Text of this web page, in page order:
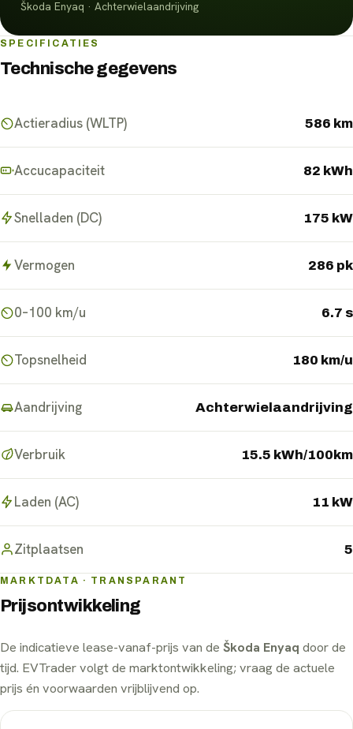
Škoda Enyaq · Achterwielaandrijving
SPECIFICATIES
Technische gegevens
Actieradius (WLTP) 586 km
Accucapaciteit 82 kWh
Snelladen (DC) 175 kW
Vermogen 286 pk
0–100 km/u 6.7 s
Topsnelheid 180 km/u
Aandrijving Achterwielaandrijving
Verbruik 15.5 kWh/100km
Laden (AC) 11 kW
Zitplaatsen 5
MARKTDATA · TRANSPARANT
Prijsontwikkeling
De indicatieve lease-vanaf-prijs van de Škoda Enyaq door de
tijd. EVTrader volgt de marktontwikkeling; vraag de actuele
prijs én voorwaarden vrijblijvend op.